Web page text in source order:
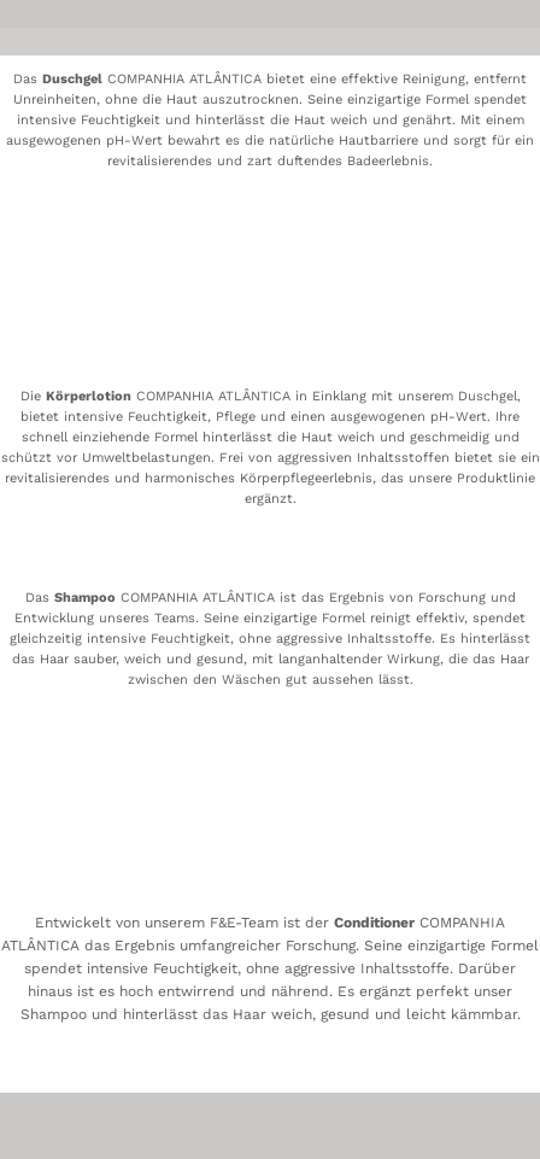
Das Duschgel COMPANHIA ATLÂNTICA bietet eine effektive Reinigung, entfernt
Unreinheiten, ohne die Haut auszutrocknen. Seine einzigartige Formel spendet
intensive Feuchtigkeit und hinterlässt die Haut weich und genährt. Mit einem
ausgewogenen pH-Wert bewahrt es die natürliche Hautbarriere und sorgt für ein
revitalisierendes und zart duftendes Badeerlebnis.
Die KörperlotionCOMPANHIA ATLÂNTICA in Einklang mit unserem Duschgel,
bietet intensive Feuchtigkeit, Pflege und einen ausgewogenen pH-Wert. Ihre
schnell einziehende Formel hinterlässt die Haut weich und geschmeidig und
schützt vor Umweltbelastungen. Frei von aggressiven Inhaltsstoffen bietet sie ein
revitalisierendes und harmonisches Körperpflegeerlebnis, das unsere Produktlinie
ergänzt.
Das ShampooCOMPANHIA ATLÂNTICA ist das Ergebnis von Forschung und
Entwicklung unseres Teams. Seine einzigartige Formel reinigt effektiv, spendet
gleichzeitig intensive Feuchtigkeit, ohne aggressive Inhaltsstoffe. Es hinterlässt
das Haar sauber, weich und gesund, mit langanhaltender Wirkung, die das Haar
zwischen den Wäschen gut aussehen lässt.
Entwickelt von unserem F&E-Team ist der Conditioner COMPANHIA
ATLÂNTICA das Ergebnis umfangreicher Forschung. Seine einzigartige Formel
spendet intensive Feuchtigkeit, ohne aggressive Inhaltsstoffe. Darüber
hinaus ist es hoch entwirrend und nährend. Es ergänzt perfekt unser
Shampoo und hinterlässt das Haar weich, gesund und leicht kämmbar.